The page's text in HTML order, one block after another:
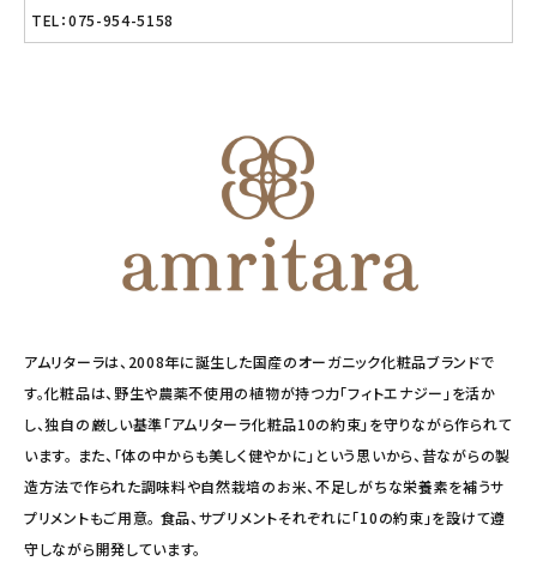
TEL：075-954-5158
アムリターラは、2008年に誕生した国産のオーガニック化粧品ブランドで
す。化粧品は、野生や農薬不使用の植物が持つ力「フィトエナジー」を活か
し、独自の厳しい基準「アムリターラ化粧品10の約束」を守りながら作られて
います。 また、「体の中からも美しく健やかに」という思いから、昔ながらの製
造方法で作られた調味料や自然栽培のお米、不足しがちな栄養素を補うサ
プリメントもご用意。 食品、サプリメントそれぞれに「10の約束」を設けて遵
守しながら開発しています。